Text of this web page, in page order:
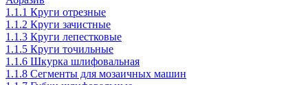
1.1.1 Круги отрезные
1.1.2 Круги зачистные
1.1.3 Круги лепестковые
1.1.5 Круги точильные
1.1.6 Шкурка шлифовальная
1.1.8 Сегменты для мозаичных машин